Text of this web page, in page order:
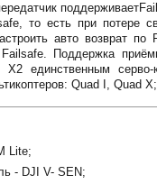
то есть при потере
авто возврат по
Поддержка
единственным серво-
Quad I, Quad
Lite;
- DJI V- SEN;